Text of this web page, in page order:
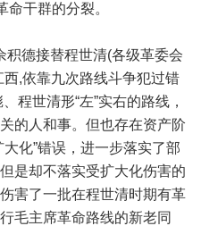
干群的分裂。
德接替程世清(各级革委会
,依靠九次路线斗争犯过错
程世清形“左”实右的路线，
的人和事。但也存在资产阶
化”错误，进一步落实了部
是却不落实受扩大化伤害的
害了一批在程世清时期有革
毛主席革命路线的新老同